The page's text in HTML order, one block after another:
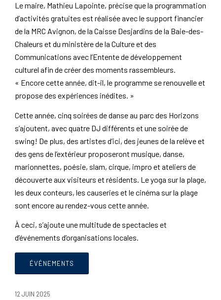
Le maire, Mathieu Lapointe, précise que la programmation
d’activités gratuites est réalisée avec le support financier
de la MRC Avignon, de la Caisse Desjardins de la Baie-des-
Chaleurs et du ministère de la Culture et des
Communications avec l’Entente de développement
culturel afin de créer des moments rassembleurs.
« Encore cette année, dit-il, le programme se renouvelle et
propose des expériences inédites. »
Cette année, cinq soirées de danse au parc des Horizons
s’ajoutent, avec quatre DJ différents et une soirée de
swing! De plus, des artistes d’ici, des jeunes de la relève et
des gens de l’extérieur proposeront musique, danse,
marionnettes, poésie, slam, cirque, impro et ateliers de
découverte aux visiteurs et résidents. Le yoga sur la plage,
les deux conteurs, les causeries et le cinéma sur la plage
sont encore au rendez-vous cette année.
À ceci, s’ajoute une multitude de spectacles et
d’événements d’organisations locales.
ÉVÉNEMENTS
12 JUIN 2025